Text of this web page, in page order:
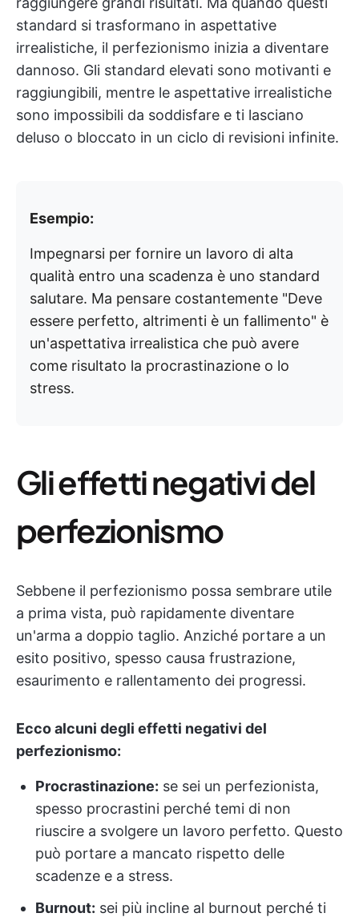
standard si trasformano in aspettative
irrealistiche, il perfezionismo inizia a diventare
dannoso. Gli standard elevati sono motivanti e
raggiungibili, mentre le aspettative irrealistiche
sono impossibili da soddisfare e ti lasciano
deluso o bloccato in un ciclo di revisioni infinite.
Esempio:
Impegnarsi per fornire un lavoro di alta
qualità entro una scadenza è uno standard
salutare. Ma pensare costantemente "Deve
essere perfetto, altrimenti è un fallimento" è
un'aspettativa irrealistica che può avere
come risultato la procrastinazione o lo
stress.
Gli effetti negativi del
perfezionismo
Sebbene il perfezionismo possa sembrare utile
a prima vista, può rapidamente diventare
un'arma a doppio taglio. Anziché portare a un
esito positivo, spesso causa frustrazione,
esaurimento e rallentamento dei progressi.
Ecco alcuni degli effetti negativi del
perfezionismo:
Procrastinazione: se sei un perfezionista,
spesso procrastini perché temi di non
riuscire a svolgere un lavoro perfetto. Questo
può portare a mancato rispetto delle
scadenze e a stress.
Burnout: sei più incline al burnout perché ti